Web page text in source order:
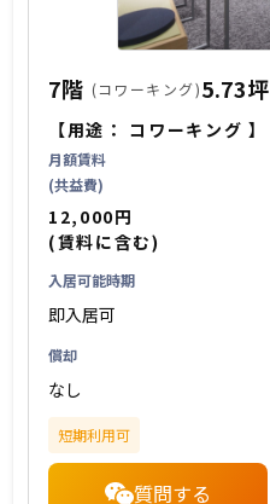
7階 (コワーキング)5.73坪
【用途： コワーキング 】
月額賃料
(共益費)
12,000円
(賃料に含む)
入居可能時期
即入居可
償却
なし
短期利用可
質問する